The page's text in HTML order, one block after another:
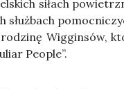
siłach
służ­bach
Wig­gin­sów,
People”.